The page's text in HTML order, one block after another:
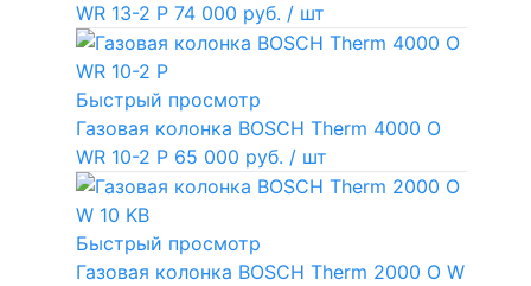
WR 13-2 P 74 000 руб. / шт
Быстрый просмотр
Газовая колонка BOSCH Therm 4000 O
WR 10-2 P 65 000 руб. / шт
Быстрый просмотр
Газовая колонка BOSCH Therm 2000 O W